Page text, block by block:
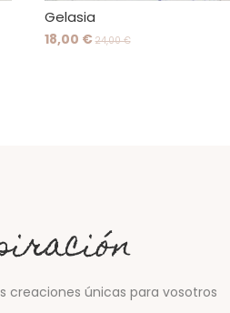
Gelasia
18,00 €24,00 €
creaciones únicas para vosotros